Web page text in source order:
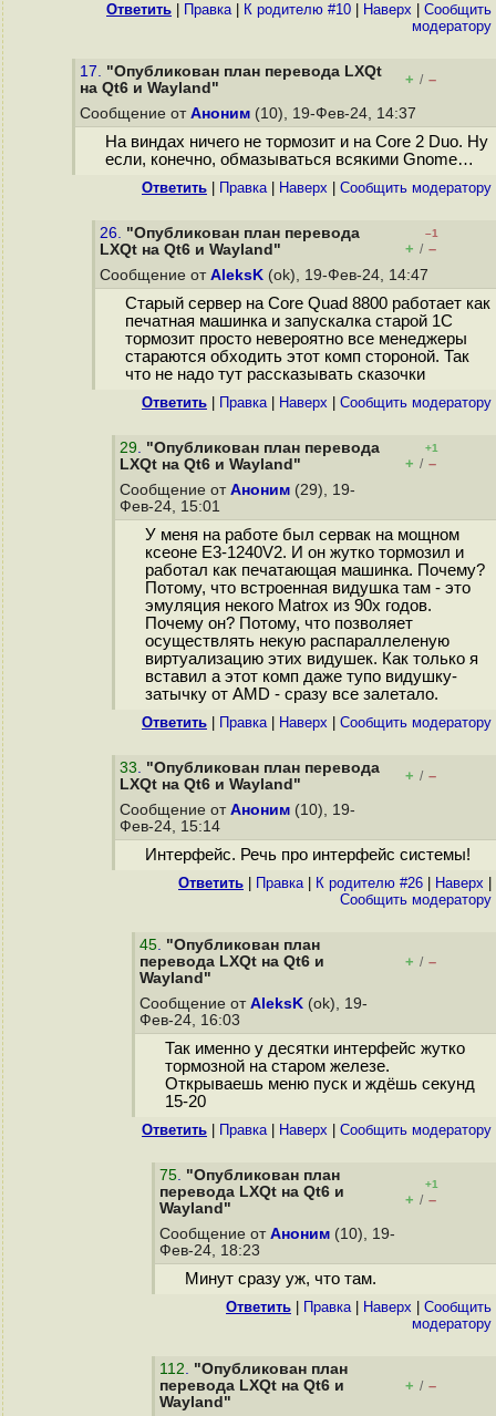
Ответить Правка| К родителю #10 Наверх
Cообщить
модератору
17. "Опубликован план перевода LXQt
на Qt6 и Wayland"
+ / –
Сообщение от Аноним (10), 19-Фев-24, 14:37
На виндах ничего не тормозит и на Core 2 Duo. Ну
если, конечно, обмазываться всякими Gnome…
Ответить Правка| Наверх Cообщить модератору
26. "Опубликован план перевода
LXQt на Qt6 и Wayland"
–1
+ / –
Сообщение от AleksK (ok), 19-Фев-24, 14:47
Старый сервер на Core Quad 8800 работает как
печатная машинка и запускалка старой 1С
тормозит просто невероятно все менеджеры
стараются обходить этот комп стороной. Так
что не надо тут рассказывать сказочки
Ответить Правка| Наверх Cообщить модератору
29. "Опубликован план перевода
LXQt на Qt6 и Wayland"
+1
+ / –
Сообщение от Аноним (29), 19-
Фев-24, 15:01
У меня на работе был сервак на мощном
ксеоне E3-1240V2. И он жутко тормозил и
работал как печатающая машинка. Почему?
Потому, что встроенная видушка там - это
эмуляция некого Matrox из 90х годов.
Почему он? Потому, что позволяет
осуществлять некую распараллеленую
виртуализацию этих видушек. Как только я
вставил а этот комп даже тупо видушку-
затычку от AMD - сразу все залетало.
Ответить Правка| Наверх Cообщить модератору
33. "Опубликован план перевода
LXQt на Qt6 и Wayland"
+ / –
Сообщение от Аноним (10), 19-
Фев-24, 15:14
Интерфейс. Речь про интерфейс системы!
Ответить Правка| К родителю #26 Наверх
Cообщить модератору
45. "Опубликован план
перевода LXQt на Qt6 и
Wayland"
+ / –
Сообщение от AleksK (ok), 19-
Фев-24, 16:03
Так именно у десятки интерфейс жутко
тормозной на старом железе.
Открываешь меню пуск и ждёшь секунд
15-20
Ответить Правка| Наверх Cообщить модератору
75. "Опубликован план
перевода LXQt на Qt6 и
Wayland"
+1
+ / –
Сообщение от Аноним (10), 19-
Фев-24, 18:23
Минут сразу уж, что там.
Ответить Правка| Наверх
Cообщить
модератору
112. "Опубликован план
перевода LXQt на Qt6 и
Wayland"
+ / –